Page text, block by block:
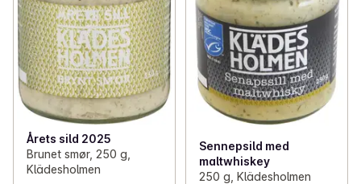
Årets sild 2025
Brunet smør, 250 g,
Klädesholmen
Sennepsild med
maltwhiskey
250 g, Klädesholmen